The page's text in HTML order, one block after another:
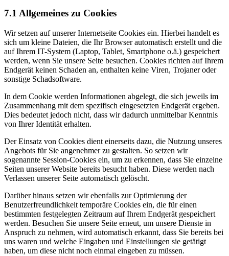
7.1 Allgemeines zu Cookies
Wir setzen auf unserer Internetseite Cookies ein. Hierbei handelt es
sich um kleine Dateien, die Ihr Browser automatisch erstellt und die
auf Ihrem IT-System (Laptop, Tablet, Smartphone o.ä.) gespeichert
werden, wenn Sie unsere Seite besuchen. Cookies richten auf Ihrem
Endgerät keinen Schaden an, enthalten keine Viren, Trojaner oder
sonstige Schadsoftware.
In dem Cookie werden Informationen abgelegt, die sich jeweils im
Zusammenhang mit dem spezifisch eingesetzten Endgerät ergeben.
Dies bedeutet jedoch nicht, dass wir dadurch unmittelbar Kenntnis
von Ihrer Identität erhalten.
Der Einsatz von Cookies dient einerseits dazu, die Nutzung unseres
Angebots für Sie angenehmer zu gestalten. So setzen wir
sogenannte Session-Cookies ein, um zu erkennen, dass Sie einzelne
Seiten unserer Website bereits besucht haben. Diese werden nach
Verlassen unserer Seite automatisch gelöscht.
Darüber hinaus setzen wir ebenfalls zur Optimierung der
Benutzerfreundlichkeit temporäre Cookies ein, die für einen
bestimmten festgelegten Zeitraum auf Ihrem Endgerät gespeichert
werden. Besuchen Sie unsere Seite erneut, um unsere Dienste in
Anspruch zu nehmen, wird automatisch erkannt, dass Sie bereits bei
uns waren und welche Eingaben und Einstellungen sie getätigt
haben, um diese nicht noch einmal eingeben zu müssen.